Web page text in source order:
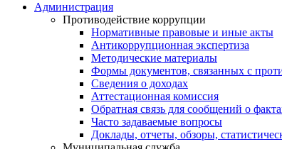
Администрация
Противодействие коррупции
Нормативные правовые и иные акты
Антикоррупционная экспертиза
Методические материалы
Формы документов, связанных с
Сведения о доходах
Аттестационная комиссия
Обратная связь для сообщений о
Часто задаваемые вопросы
Доклады, отчеты, обзоры,